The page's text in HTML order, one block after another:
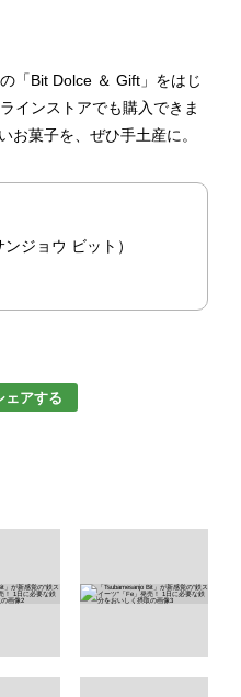
「Bit Dolce ＆ Gift」をはじ
インストアでも購入できま
お菓子を、ぜひ手土産に。
ジョウ ビット）
ェアする